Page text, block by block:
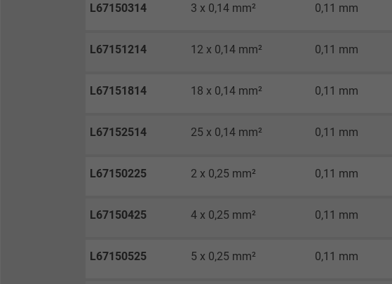
Cookie von
Besucher
Name IDE, Google
Anbieter Google LLC
Zweck
Benutzers
L67150314 3 x 0,14 mm² 0,11 mm
L67151214 12 x 0,14 mm² 0,11 mm
L67151814 18 x 0,14 mm² 0,11 mm
L67152514 25 x 0,14 mm² 0,11 mm
L67150225 2 x 0,25 mm² 0,11 mm
L67150425 4 x 0,25 mm² 0,11 mm
L67150525 5 x 0,25 mm² 0,11 mm